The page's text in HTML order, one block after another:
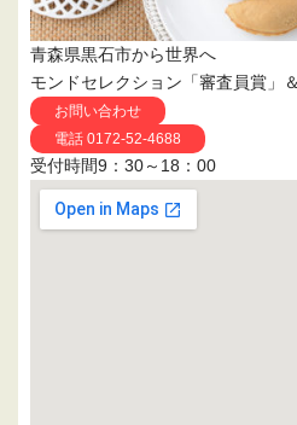
青森県黒石市から世界へ
モンドセレクション「審査員賞」
お問い合わせ
電話 0172-52-4688
受付時間9：30～18：00